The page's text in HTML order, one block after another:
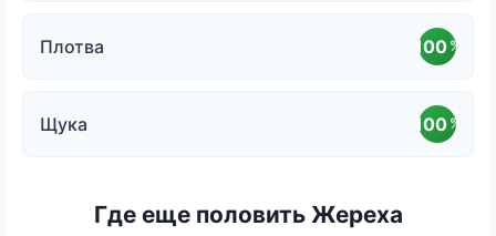
Плотва 100 %
Щука 100 %
Где еще половить Жереха